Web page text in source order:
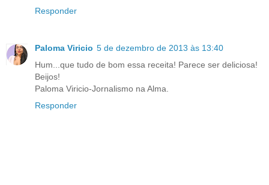
Responder
Paloma Viricio 5 de dezembro de 2013 às 13:40
Hum...que tudo de bom essa receita! Parece ser deliciosa!
Beijos!
Paloma Viricio-Jornalismo na Alma.
Responder